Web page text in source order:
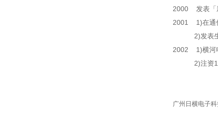
2000 发表「
2001 1)在通
2)发表生产
2002 1)横河
2)注资
广州日横电子